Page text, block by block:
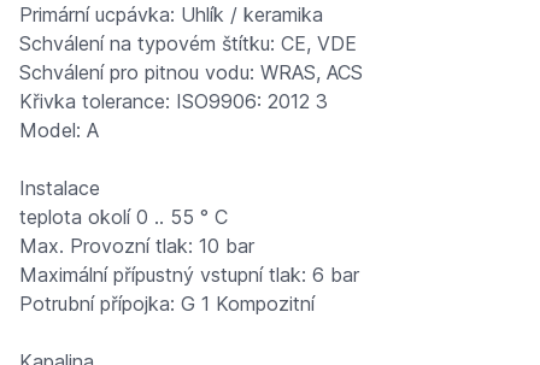
Primární ucpávka: Uhlík / keramika
Schválení na typovém štítku: CE, VDE
Schválení pro pitnou vodu: WRAS, ACS
Křivka tolerance: ISO9906: 2012 3
Model: A
Instalace
teplota okolí 0 .. 55 ° C
Max. Provozní tlak: 10 bar
Maximální přípustný vstupní tlak: 6 bar
Potrubní přípojka: G 1 Kompozitní